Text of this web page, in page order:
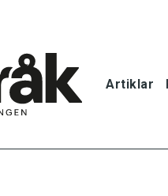
Artiklar